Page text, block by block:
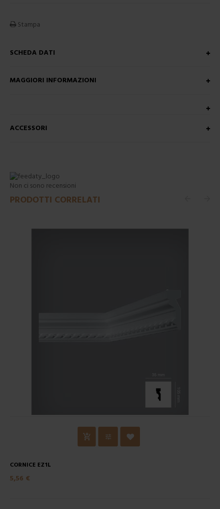
Stampa
SCHEDA DATI
MAGGIORI INFORMAZIONI
ACCESSORI
Non ci sono recensioni
PRODOTTI CORRELATI
CORNICE EZ1L
5,56 €